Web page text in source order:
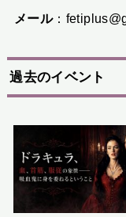
メール：
過去のイベント